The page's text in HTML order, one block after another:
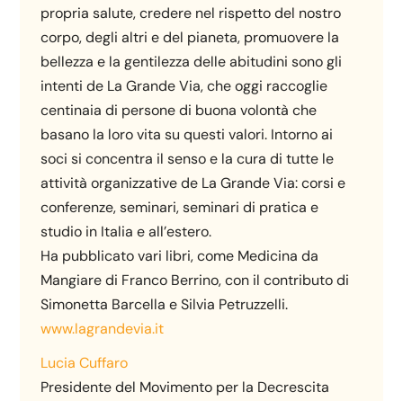
propria salute, credere nel rispetto del nostro
corpo, degli altri e del pianeta, promuovere la
bellezza e la gentilezza delle abitudini sono gli
intenti de La Grande Via, che oggi raccoglie
centinaia di persone di buona volontà che
basano la loro vita su questi valori. Intorno ai
soci si concentra il senso e la cura di tutte le
attività organizzative de La Grande Via: corsi e
conferenze, seminari, seminari di pratica e
studio in Italia e all’estero.
Ha pubblicato vari libri, come Medicina da
Mangiare di Franco Berrino, con il contributo di
Simonetta Barcella e Silvia Petruzzelli.
www.lagrandevia.it
Lucia Cuffaro
Presidente del Movimento per la Decrescita